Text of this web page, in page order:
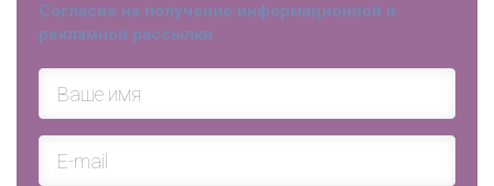
Согласие на получение информационной и
рекламной рассылки